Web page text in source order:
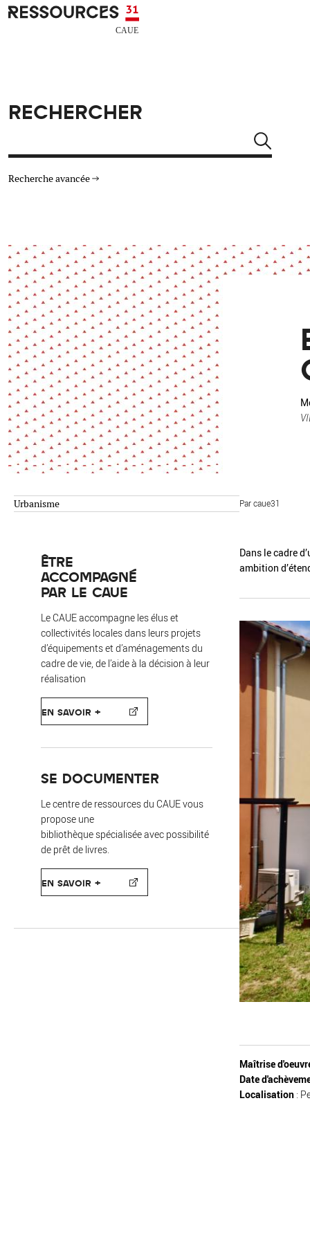
Aller au contenu principal
CAUE RESSOURCES 31
RECHERCHER
Recherche avancée
Architecture
Arts Design
Énergie
Environnement
Habiter
Jeunes
Patrimoine
Paysage
Société
Transition écologique
Urbanisme
Actualité
Expérience
Revue
AUTRES CRITÈRES - Auteur -
Urbanisme
ÊTRE
ACCOMPAGNÉ
PAR LE CAUE
Le CAUE accompagne les élus et
collectivités locales dans leurs projets
d’équipements et d’aménagements du
cadre de vie, de l’aide à la décision à leur
réalisation
EN SAVOIR +
SE DOCUMENTER
Le centre de ressources du CAUE vous
propose une
bibliothèque spécialisée avec possibilité
de prêt de livres.
EN SAVOIR +
Par caue31
Dans le cadre
ambition
Maîtrise
Date
Localisation :